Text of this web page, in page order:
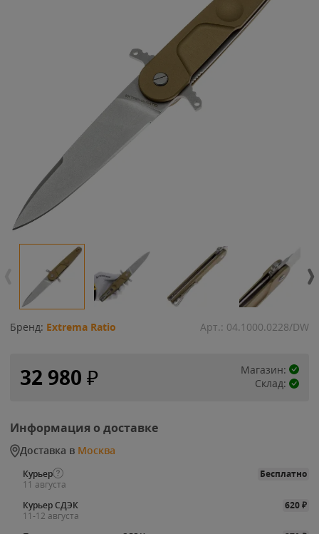
Бренд: Extrema Ratio Арт.: 04.1000.0228/DW
32 980 ₽
Магазин:
Склад:
Информация о доставке
Доставка в Москва
Курьер
Бесплатно
11 августа
Курьер СДЭК
620₽
11-12 августа